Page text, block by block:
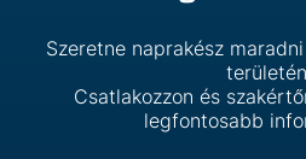
Szeretne naprakész
Csatlakozzon és
legfontosabb